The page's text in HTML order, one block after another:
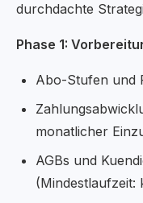
durchdachte
Phase 1:
Abo-Stufen und
monatlicher
AGBs und
(Mindestlaufzeit: